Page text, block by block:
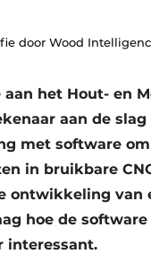
door Wood
het Hout- en
aan de
met software
in bruikbare
ontwikkeling
hoe de
interessant.